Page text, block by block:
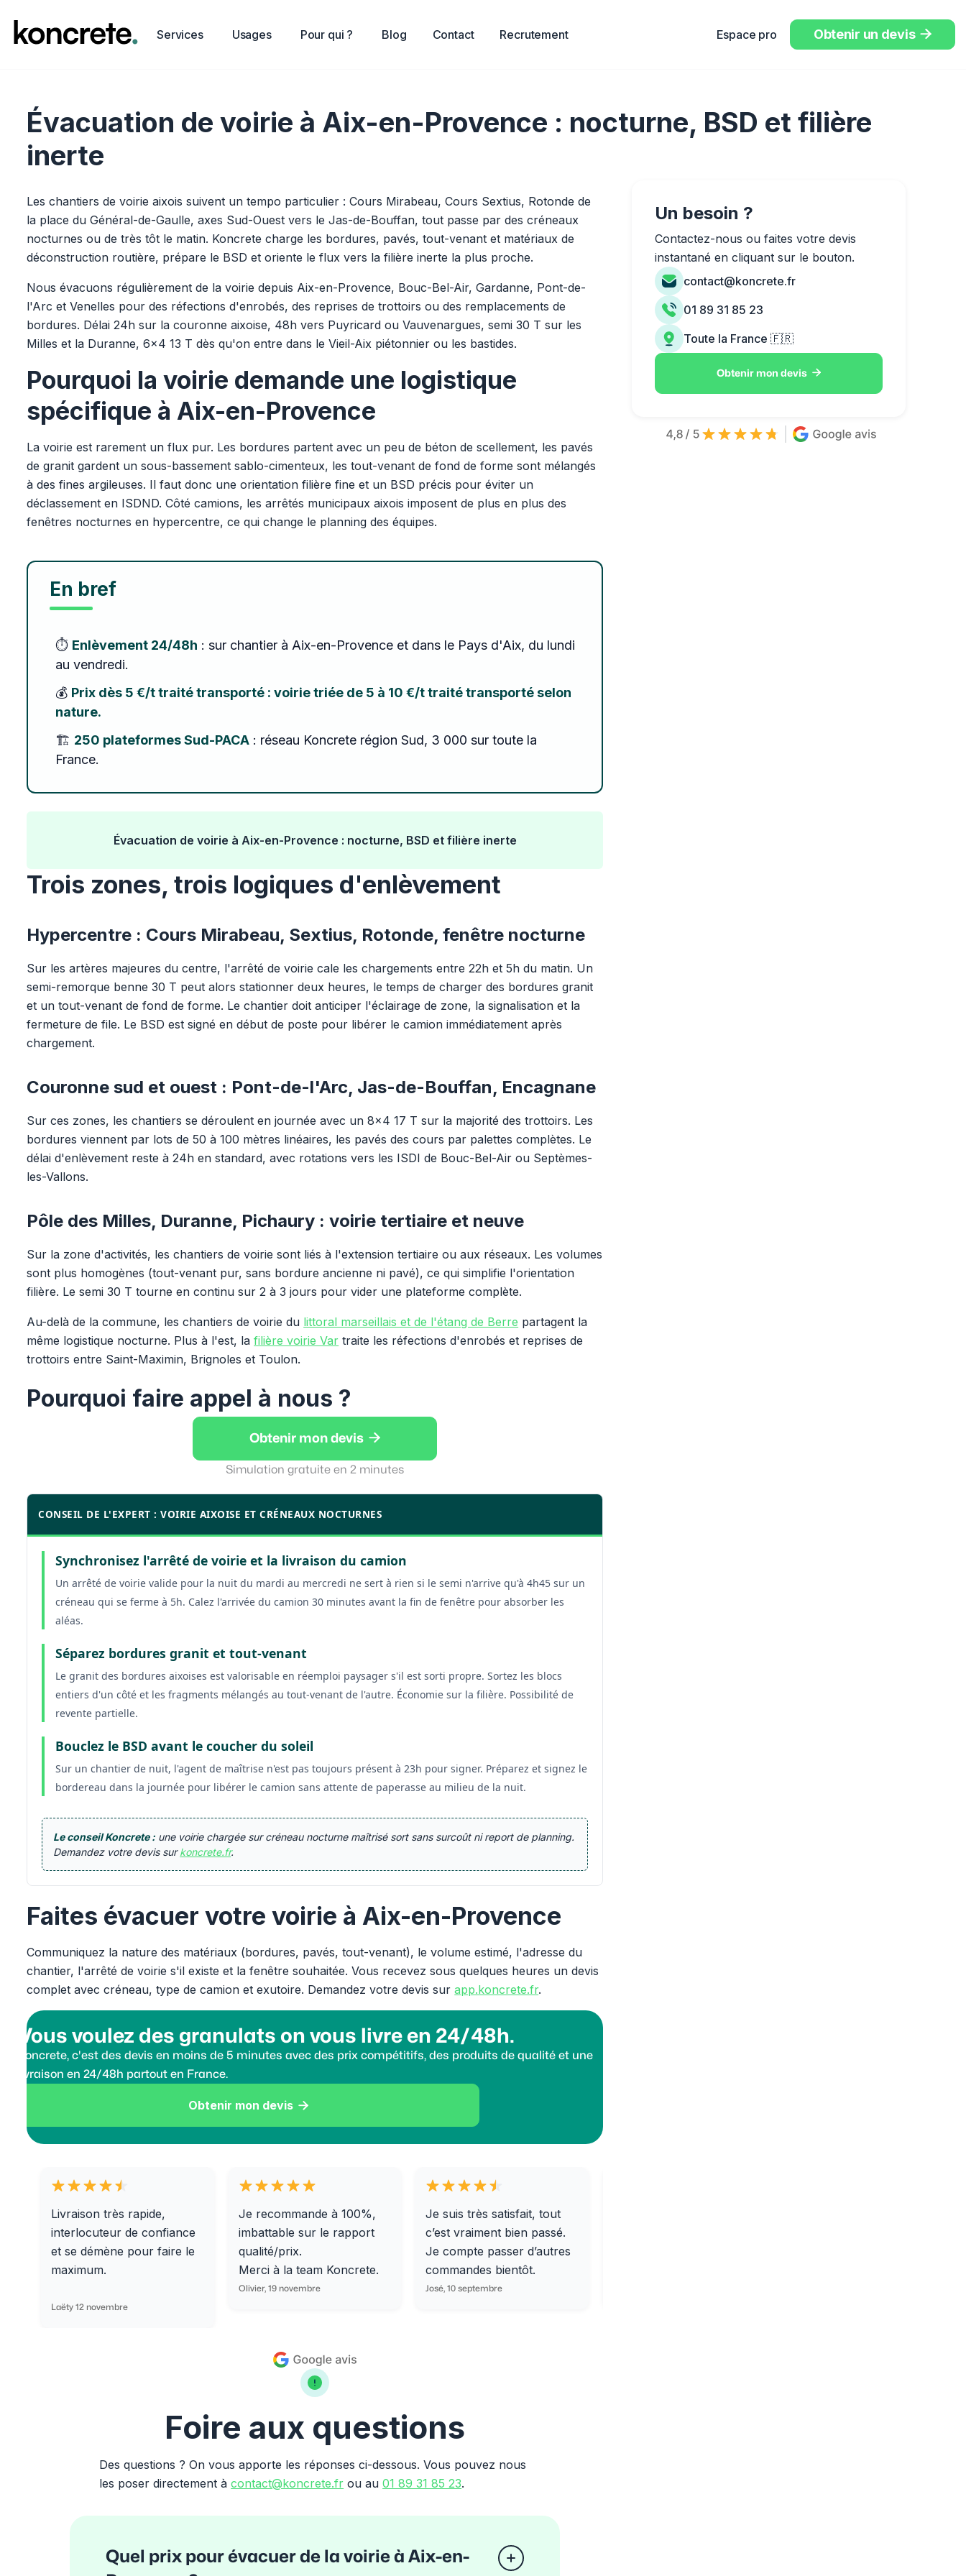
Services Usages Pour qui ? Blog Contact Recrutement Espace pro Obtenir un devis 
Évacuation de voirie à Aix-en-Provence : nocturne, BSD et filière
inerte
Les chantiers de voirie aixois suivent un tempo particulier : Cours Mirabeau, Cours Sextius, Rotonde de
la place du Général-de-Gaulle, axes Sud-Ouest vers le Jas-de-Bouffan, tout passe par des créneaux
nocturnes ou de très tôt le matin. Koncrete charge les bordures, pavés, tout-venant et matériaux de
déconstruction routière, prépare le BSD et oriente le flux vers la filière inerte la plus proche.
Nous évacuons régulièrement de la voirie depuis Aix-en-Provence, Bouc-Bel-Air, Gardanne, Pont-de-
l'Arc et Venelles pour des réfections d'enrobés, des reprises de trottoirs ou des remplacements de
bordures. Délai 24h sur la couronne aixoise, 48h vers Puyricard ou Vauvenargues, semi 30 T sur les
Milles et la Duranne, 6x4 13 T dès qu'on entre dans le Vieil-Aix piétonnier ou les bastides.
Pourquoi la voirie demande une logistique
spécifique à Aix-en-Provence
La voirie est rarement un flux pur. Les bordures partent avec un peu de béton de scellement, les pavés
de granit gardent un sous-bassement sablo-cimenteux, les tout-venant de fond de forme sont mélangés
à des fines argileuses. Il faut donc une orientation filière fine et un BSD précis pour éviter un
déclassement en ISDND. Côté camions, les arrêtés municipaux aixois imposent de plus en plus des
fenêtres nocturnes en hypercentre, ce qui change le planning des équipes.
En bref
⏱️ Enlèvement 24/48h : sur chantier à Aix-en-Provence et dans le Pays d'Aix, du lundi
au vendredi.
💰 Prix dès 5 €/t traité transporté : voirie triée de 5 à 10 €/t traité transporté selon
nature.
🏗️ 250 plateformes Sud-PACA : réseau Koncrete région Sud, 3 000 sur toute la
France.
Évacuation de voirie à Aix-en-Provence : nocturne, BSD et filière inerte
Trois zones, trois logiques d'enlèvement
Hypercentre : Cours Mirabeau, Sextius, Rotonde, fenêtre nocturne
Sur les artères majeures du centre, l'arrêté de voirie cale les chargements entre 22h et 5h du matin. Un
semi-remorque benne 30 T peut alors stationner deux heures, le temps de charger des bordures granit
et un tout-venant de fond de forme. Le chantier doit anticiper l'éclairage de zone, la signalisation et la
fermeture de file. Le BSD est signé en début de poste pour libérer le camion immédiatement après
chargement.
Couronne sud et ouest : Pont-de-l'Arc, Jas-de-Bouffan, Encagnane
Sur ces zones, les chantiers se déroulent en journée avec un 8x4 17 T sur la majorité des trottoirs. Les
bordures viennent par lots de 50 à 100 mètres linéaires, les pavés des cours par palettes complètes. Le
délai d'enlèvement reste à 24h en standard, avec rotations vers les ISDI de Bouc-Bel-Air ou Septèmes-
les-Vallons.
Pôle des Milles, Duranne, Pichaury : voirie tertiaire et neuve
Sur la zone d'activités, les chantiers de voirie sont liés à l'extension tertiaire ou aux réseaux. Les volumes
sont plus homogènes (tout-venant pur, sans bordure ancienne ni pavé), ce qui simplifie l'orientation
filière. Le semi 30 T tourne en continu sur 2 à 3 jours pour vider une plateforme complète.
Au-delà de la commune, les chantiers de voirie du littoral marseillais et de l'étang de Berre partagent la
même logistique nocturne. Plus à l'est, lafilière voirie Var traite les réfections d'enrobés et reprises de
trottoirs entre Saint-Maximin, Brignoles et Toulon.
Pourquoi faire appel à nous ?
Obtenir mon devis 
Simulation gratuite en 2 minutes
CONSEIL DE L'EXPERT : VOIRIE AIXOISE ET CRÉNEAUX NOCTURNES
Synchronisez l'arrêté de voirie et la livraison du camion
Un arrêté de voirie valide pour la nuit du mardi au mercredi ne sert à rien si le semi n'arrive qu'à 4h45 sur un
créneau qui se ferme à 5h. Calez l'arrivée du camion 30 minutes avant la fin de fenêtre pour absorber les
aléas.
Séparez bordures granit et tout-venant
Le granit des bordures aixoises est valorisable en réemploi paysager s'il est sorti propre. Sortez les blocs
entiers d'un côté et les fragments mélangés au tout-venant de l'autre. Économie sur la filière. Possibilité de
revente partielle.
Bouclez le BSD avant le coucher du soleil
Sur un chantier de nuit, l'agent de maîtrise n'est pas toujours présent à 23h pour signer. Préparez et signez le
bordereau dans la journée pour libérer le camion sans attente de paperasse au milieu de la nuit.
Le conseil Koncrete : une voirie chargée sur créneau nocturne maîtrisé sort sans surcoût ni report de planning.
Demandez votre devis surkoncrete.fr.
Faites évacuer votre voirie à Aix-en-Provence
Communiquez la nature des matériaux (bordures, pavés, tout-venant), le volume estimé, l'adresse du
chantier, l'arrêté de voirie s'il existe et la fenêtre souhaitée. Vous recevez sous quelques heures un devis
complet avec créneau, type de camion et exutoire. Demandez votre devis surapp.koncrete.fr.
Vous voulez des granulats on vous livre en 24/48h.
Koncrete, c'est des devis en moins de 5 minutes avec des prix compétitifs, des produits de qualité et une
livraison en 24/48h partout en France.
Obtenir mon devis 
Livraison très rapide,
interlocuteur de confiance
et se démène pour faire le
maximum.
Laëty 12 novembre
Je recommande à 100%,
imbattable sur le rapport
qualité/prix.
Merci à la team Koncrete.
Olivier, 19 novembre
Je suis très satisfait, tout
c’est vraiment bien passé.
Je compte passer d’autres
commandes bientôt.
José, 10 septembre
Foire aux questions
Des questions ? On vous apporte les réponses ci-dessous. Vous pouvez nous
les poser directement àcontact@koncrete.fr ou au01 89 31 85 23.
Quel prix pour évacuer de la voirie à Aix-en-
Un besoin ?
Contactez-nous ou faites votre devis
instantané en cliquant sur le bouton.
contact@koncrete.fr
01 89 31 85 23
Toute la France 🇫🇷
Obtenir mon devis 